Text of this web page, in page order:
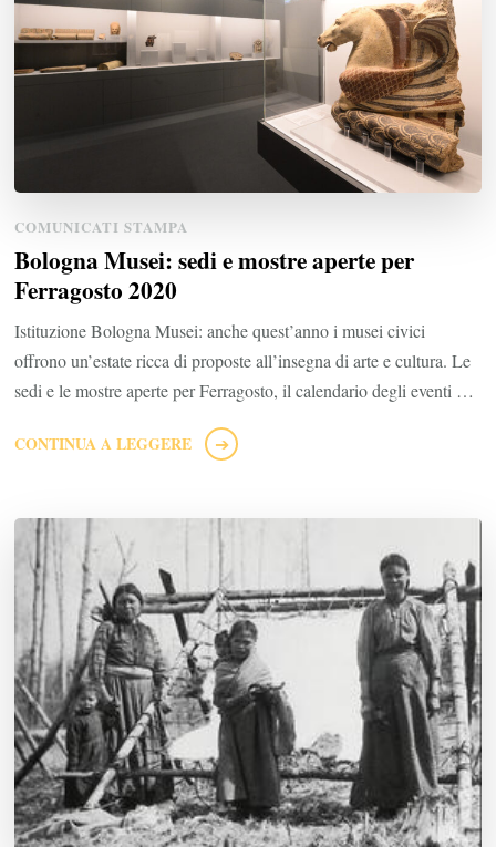
COMUNICATI STAMPA
Bologna Musei: sedi e mostre aperte per
Ferragosto 2020
Istituzione Bologna Musei: anche quest’anno i musei civici
offrono un’estate ricca di proposte all’insegna di arte e cultura. Le
sedi e le mostre aperte per Ferragosto, il calendario degli eventi …
CONTINUA A LEGGERE